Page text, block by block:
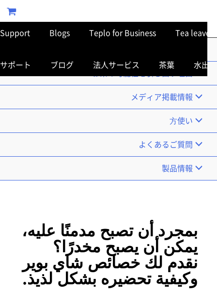
メディア掲載情報
使い⽅
よくあるご質問
製品情報
Tea leaves
Teplo for Business
Blogs
Support
水出
茶葉
法人サービス
ブログ
サポート
بمجرد أن تصبح مدمنًا عليه،
يمكن أن يصبح مخدرًا؟
نقدم لك خصائص شاي بوير
وكيفية تحضيره بشكل لذيذ.